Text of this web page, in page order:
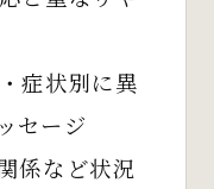
症状別に異
セージ
係など状況